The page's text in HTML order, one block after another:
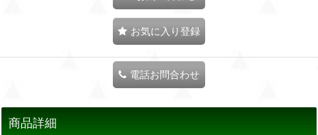
お気に入り登録
電話お問合わせ
商品詳細